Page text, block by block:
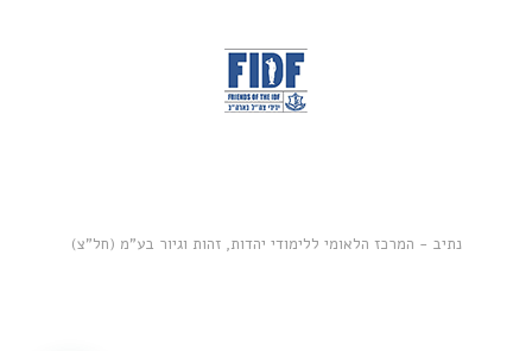
נתיב - המרכז הלאומי ללימודי יהדות, זהות וגיור בע"מ (חל"צ)